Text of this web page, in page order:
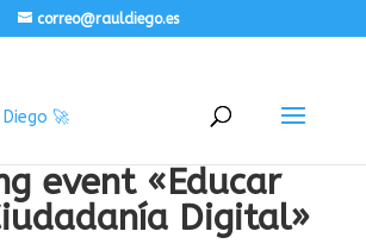
correo@rauldiego.es
event «Educar
Digital»